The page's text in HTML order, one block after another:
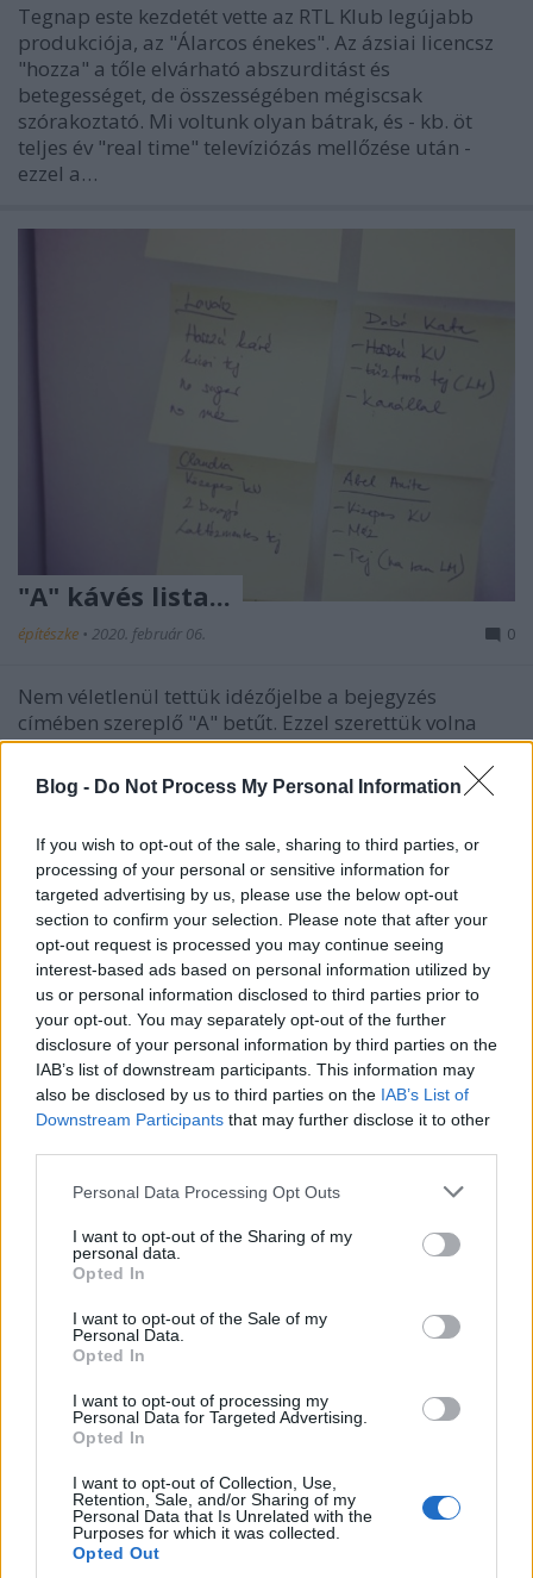
Blog - Do Not Process My Personal Information
If you wish to opt-out of the sale, sharing to third parties, or
processing of your personal or sensitive information for
targeted advertising by us, please use the below opt-out
section to confirm your selection. Please note that after your
opt-out request is processed you may continue seeing
interest-based ads based on personal information utilized by
us or personal information disclosed to third parties prior to
your opt-out. You may separately opt-out of the further
disclosure of your personal information by third parties on the
IAB’s list of downstream participants. This information may
also be disclosed by us to third parties on the IAB’s List of
Downstream Participants that may further disclose it to other
Please note that this website/app uses one or more Google
not limited to your visit or usage behaviour. You may click to
grant or deny consent to Google and its third-party tags to
use your data for below specified purposes in below Google
consent section.
Personal Data Processing Opt Outs
I want to opt-out of the Sharing of my
personal data.
Opted In
I want to opt-out of the Sale of my
Personal Data.
Opted In
I want to opt-out of processing my
Personal Data for Targeted Advertising.
Opted In
I want to opt-out of Collection, Use,
Retention, Sale, and/or Sharing of my
Personal Data that Is Unrelated with the
Purposes for which it was collected.
Opted Out
Tegnap este kezdetét vette az RTL Klub legújabb
produkciója, az "Álarcos énekes". Az ázsiai licencsz
"hozza" a tőle elvárható abszurditást és
betegességet, de összességében mégiscsak
szórakoztató. Mi voltunk olyan bátrak, és - kb. öt
teljes év "real time" televíziózás mellőzése után -
ezzel a…
"A" kávés lista...
építészke • 2020. február 06. 0
Nem véletlenül tettük idézőjelbe a bejegyzés
címében szereplő "A" betűt. Ezzel szerettük volna
jelezni, hogy egy "A" kategóriás listára került fel
Lovász László neve. Mivel ez a blog - alapvetően -
celebekkel foglalkozik, nem nehéz kitalálni, hogy egy
Túl a lélektani határon...
•
Amikor majdnem öt évvel ezelőtt elstartolt D. Tóth
volt, hogy a brand-nek lesz - előbb-utóbb - saját
Youtube csatonája is. Ennek három okát is
megfogalmazta tegnap megjelent posztjában az
ismert műsorvezető. Az egyik, hogy majdnem
húszéves…